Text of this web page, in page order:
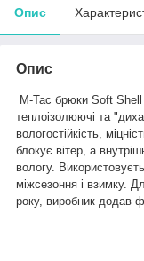
Опис
Опис
M-Tac брюки Soft
теплоізолюючі та
вологостійкість,
блокує вітер, а
вологу.
міжсезоння і взимку.
року, виробник додав